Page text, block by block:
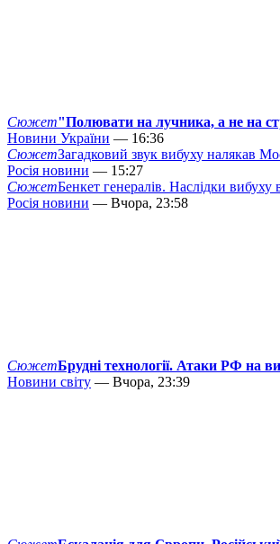
Сюжет"Полювати на лучника, а не на
Новини України — 16:36
СюжетЗагадковий звук вибуху налякав
Росія новини — 15:27
СюжетБенкет генералів. Наслідки вибуху
Росія новини — Вчора, 23:58
СюжетБрудні технології. Атаки РФ на
Новини світу — Вчора, 23:39